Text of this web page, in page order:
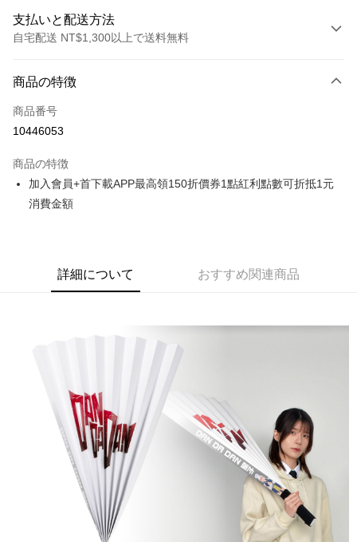
支払いと配送方法
自宅配送 NT$1,300以上で送料無料
クレジットカード1回払い
LINE Pay
Easy Wallet
Google Pay
配送方法
商品の特徴
商品番号
10446053
商品の特徴
加入會員+首下載APP最高領150折價券1點紅利點數可折抵1元
消費金額
詳細について おすすめ関連商品